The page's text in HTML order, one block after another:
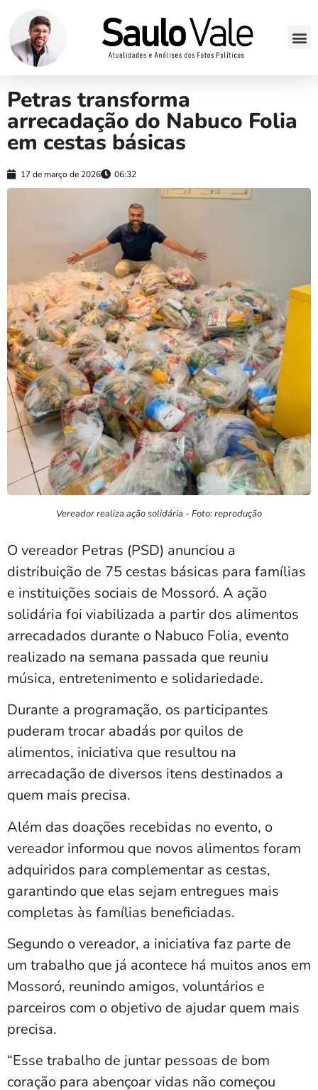
Petras transforma
arrecadação do Nabuco Folia
em cestas básicas
17 de março de 2026 06:32
Vereador realiza ação solidária - Foto: reprodução
O vereador Petras (PSD) anunciou a
distribuição de 75 cestas básicas para famílias
e instituições sociais de Mossoró. A ação
solidária foi viabilizada a partir dos alimentos
arrecadados durante o Nabuco Folia, evento
realizado na semana passada que reuniu
música, entretenimento e solidariedade.
Durante a programação, os participantes
puderam trocar abadás por quilos de
alimentos, iniciativa que resultou na
arrecadação de diversos itens destinados a
quem mais precisa.
Além das doações recebidas no evento, o
vereador informou que novos alimentos foram
adquiridos para complementar as cestas,
garantindo que elas sejam entregues mais
completas às famílias beneficiadas.
Segundo o vereador, a iniciativa faz parte de
um trabalho que já acontece há muitos anos em
Mossoró, reunindo amigos, voluntários e
parceiros com o objetivo de ajudar quem mais
precisa.
“Esse trabalho de juntar pessoas de bom
coração para abençoar vidas não começou